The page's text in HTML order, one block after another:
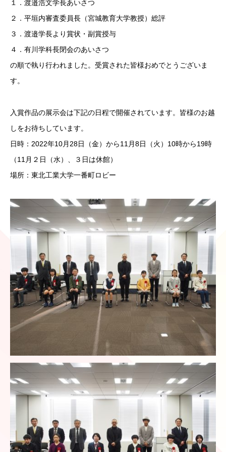
１．渡邉浩文学長あいさつ
２．平垣内審査委員長（宮城教育大学教授）総評
３．渡邉学長より賞状・副賞授与
４．有川学科長閉会のあいさつ
の順で執り行われました。受賞された皆様おめでとうございま
す。
入賞作品の展示会は下記の日程で開催されています。皆様のお越
しをお待ちしています。
日時：2022年10月28日（金）から11月8日（火）10時から19時
（11月２日（水）、３日は休館）
場所：東北工業大学一番町ロビー